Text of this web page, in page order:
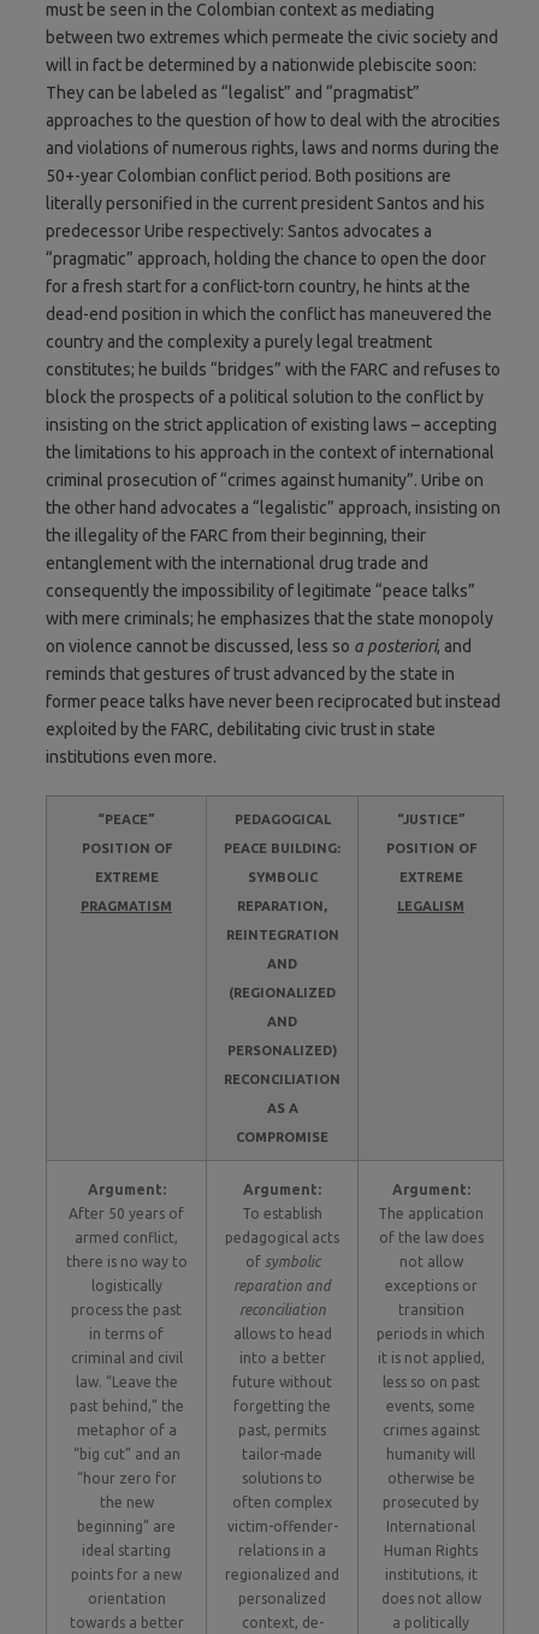
must be seen in the Colombian context as mediating
between two extremes which permeate the civic society and
will in fact be determined by a nationwide plebiscite soon:
They can be labeled as “legalist” and “pragmatist”
approaches to the question of how to deal with the atrocities
and violations of numerous rights, laws and norms during the
50+-year Colombian conflict period. Both positions are
literally personified in the current president Santos and his
predecessor Uribe respectively: Santos advocates a
“pragmatic” approach, holding the chance to open the door
for a fresh start for a conflict-torn country, he hints at the
dead-end position in which the conflict has maneuvered the
country and the complexity a purely legal treatment
constitutes; he builds “bridges” with the FARC and refuses to
block the prospects of a political solution to the conflict by
insisting on the strict application of existing laws – accepting
the limitations to his approach in the context of international
criminal prosecution of “crimes against humanity”. Uribe on
the other hand advocates a “legalistic” approach, insisting on
the illegality of the FARC from their beginning, their
entanglement with the international drug trade and
consequently the impossibility of legitimate “peace talks”
with mere criminals; he emphasizes that the state monopoly
on violence cannot be discussed, less so a posteriori, and
reminds that gestures of trust advanced by the state in
former peace talks have never been reciprocated but instead
exploited by the FARC, debilitating civic trust in state
institutions even more.
“PEACE”
POSITION OF
EXTREME
PRAGMATISM
PEDAGOGICAL
PEACE BUILDING:
SYMBOLIC
REPARATION,
REINTEGRATION
AND
(REGIONALIZED
AND
PERSONALIZED)
RECONCILIATION
AS A
COMPROMISE
“JUSTICE”
POSITION OF
EXTREME
LEGALISM
Argument:
After 50 years of
armed conflict,
there is no way to
logistically
process the past
in terms of
criminal and civil
law. “Leave the
past behind,” the
metaphor of a
“big cut” and an
“hour zero for
the new
beginning” are
ideal starting
points for a new
orientation
towards a better
Argument:
To establish
pedagogical acts
of symbolic
reparation and
reconciliation
allows to head
into a better
future without
forgetting the
past, permits
tailor-made
solutions to
often complex
victim-offender-
relations in a
regionalized and
personalized
context, de-
Argument:
The application
of the law does
not allow
exceptions or
transition
periods in which
it is not applied,
less so on past
events, some
crimes against
humanity will
otherwise be
prosecuted by
International
Human Rights
institutions, it
does not allow
a politically